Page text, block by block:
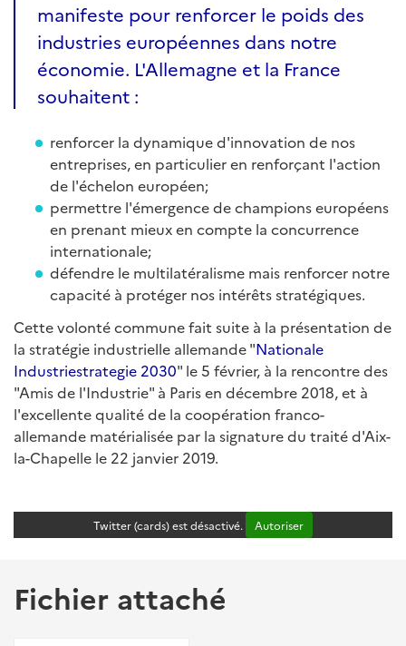
manifeste pour renforcer le poids des
industries européennes dans notre
économie. L'Allemagne et la France
souhaitent :
renforcer la dynamique d'innovation de nos
entreprises, en particulier en renforçant l'action
de l'échelon européen;
permettre l'émergence de champions européens
en prenant mieux en compte la concurrence
internationale;
défendre le multilatéralisme mais renforcer notre
capacité à protéger nos intérêts stratégiques.
Cette volonté commune fait suite à la présentation de
la stratégie industrielle allemande "Nationale
Industriestrategie 2030" le 5 février, à la rencontre des
"Amis de l'Industrie" à Paris en décembre 2018, et à
l'excellente qualité de la coopération franco-
allemande matérialisée par la signature du traité d'Aix-
la-Chapelle le 22 janvier 2019.
Twitter (cards) est désactivé. Autoriser
Fichier attaché